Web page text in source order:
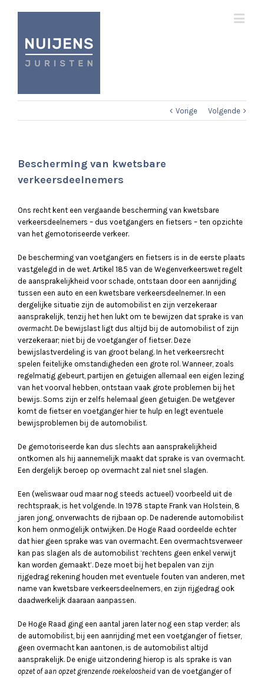
Vorige Volgende
Bescherming van kwetsbare
verkeersdeelnemers
Ons recht kent een vergaande bescherming van kwetsbare
verkeersdeelnemers – dus voetgangers en fietsers – ten opzichte
van het gemotoriseerde verkeer.
De bescherming van voetgangers en fietsers is in de eerste plaats
vastgelegd in de wet. Artikel 185 van de Wegenverkeerswet regelt
de aansprakelijkheid voor schade, ontstaan door een aanrijding
tussen een auto en een kwetsbare verkeersdeelnemer. In een
dergelijke situatie zijn de automobilist en zijn verzekeraar
aansprakelijk, tenzij het hen lukt om te bewijzen dat sprake is van
overmacht. De bewijslast ligt dus altijd bij de automobilist of zijn
verzekeraar; niet bij de voetganger of fietser. Deze
bewijslastverdeling is van groot belang. In het verkeersrecht
spelen feitelijke omstandigheden een grote rol. Wanneer, zoals
regelmatig gebeurt, partijen en getuigen allemaal een eigen lezing
van het voorval hebben, ontstaan vaak grote problemen bij het
bewijs. Soms zijn er zelfs helemaal geen getuigen. De wetgever
komt de fietser en voetganger hier te hulp en legt eventuele
bewijsproblemen bij de automobilist.
De gemotoriseerde kan dus slechts aan aansprakelijkheid
ontkomen als hij aannemelijk maakt dat sprake is van overmacht.
Een dergelijk beroep op overmacht zal niet snel slagen.
Een (weliswaar oud maar nog steeds actueel) voorbeeld uit de
rechtspraak, is het volgende. In 1978 stapte Frank van Holstein, 8
jaren jong, onverwachts de rijbaan op. De naderende automobilist
kon hem onmogelijk ontwijken. De Hoge Raad oordeelde echter
dat hier geen sprake was van overmacht. Een overmachtsverweer
kan pas slagen als de automobilist ‘rechtens geen enkel verwijt
kan worden gemaakt’. Deze moet bij het bepalen van zijn
rijgedrag rekening houden met eventuele fouten van anderen, met
name van kwetsbare verkeersdeelnemers, en zijn rijgedrag ook
daadwerkelijk daaraan aanpassen.
De Hoge Raad ging een aantal jaren later nog een stap verder; als
de automobilist, bij een aanrijding met een voetganger of fietser,
geen overmacht kan aantonen, is de automobilist altijd
aansprakelijk. De enige uitzondering hierop is als sprake is van
opzet of aan opzet grenzende roekeloosheid van de voetganger of